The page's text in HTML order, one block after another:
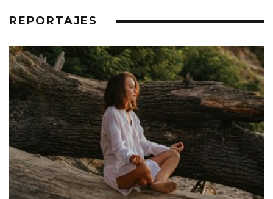
MAX RICHTER ANUNCIA SLEEP CIRCLE,
CONTINUACIÓN DE SU ÉPICO SLEEP
LANZAMIENTO NOTICIAS NOVEDADES
REPORTAJES